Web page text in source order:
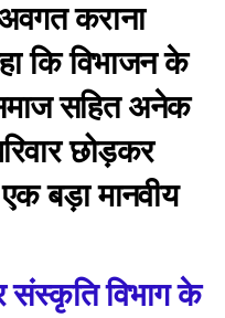
कराना
कि विभाजन के
सहित अनेक
छोड़कर
बड़ा मानवीय
संस्कृति विभाग के